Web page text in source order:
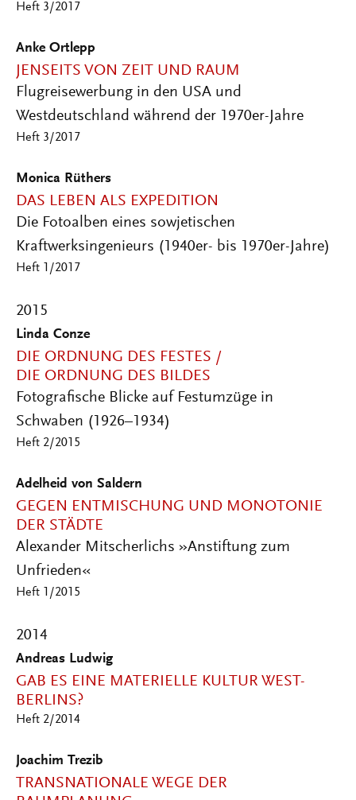
Heft 3/2017
Anke Ortlepp
JENSEITS VON ZEIT UND RAUM
Flugreisewerbung in den USA und
Westdeutschland während der 1970er-Jahre
Heft 3/2017
Monica Rüthers
DAS LEBEN ALS EXPEDITION
Die Fotoalben eines sowjetischen
Kraftwerksingenieurs (1940er- bis 1970er-Jahre)
Heft 1/2017
2015
Linda Conze
DIE ORDNUNG DES FESTES /
DIE ORDNUNG DES BILDES
Fotografische Blicke auf Festumzüge in
Schwaben (1926–1934)
Heft 2/2015
Adelheid von Saldern
GEGEN ENTMISCHUNG UND MONOTONIE
DER STÄDTE
Alexander Mitscherlichs »Anstiftung zum
Unfrieden«
Heft 1/2015
2014
Andreas Ludwig
GAB ES EINE MATERIELLE KULTUR WEST-
BERLINS?
Heft 2/2014
Joachim Trezib
TRANSNATIONALE WEGE DER